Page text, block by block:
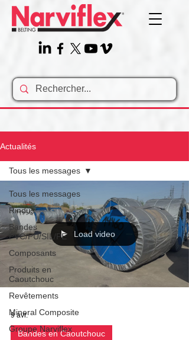
Actualités
Tous les messages
Rindus
Bandes
PVC/PU/SIL/PE
Composants
Produits en
Caoutchouc
Revêtements
Mineral Composite
Groupe Narviflex
Tous les messages
Load video
9 avr.
Bandes en Caoutchouc